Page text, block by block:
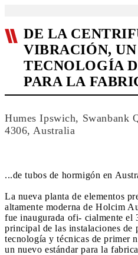
DE LA
VIBRACIÓN,
TECNOLOGÍA
PARA LA
Humes Ipswich, Swanbank
4306, Australia
...de tubos de hormigón en
La nueva planta de elementos
altamente moderna de Holcim
fue inaugurada ofi- cialmente el
principal de las instalaciones
tecnología y técnicas de primer
un nuevo estándar para la